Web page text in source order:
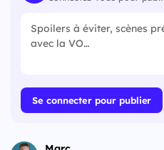
Se connecter pour publier